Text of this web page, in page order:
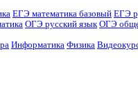
ЕГЭ математика базовый ЕГЭ
ОГЭ русский язык ОГЭ
Информатика Физика